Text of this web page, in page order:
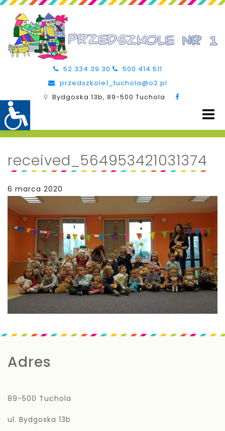
52 334 39 30
500 414 511
przedszkole1_tuchola@o2.pl
Bydgoska 13b, 89-500 Tuchola
received_564953421031374
6 marca 2020
Adres
89-500 Tuchola
ul. Bydgoska 13b